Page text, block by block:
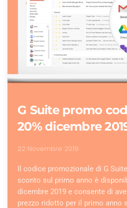
G Suite promo
20% dicembre
22 Novembre 2019
Il codice promozionale di G
sconto sul primo anno è
dicembre 2019 e consente di
prezzo ridotto per il primo anno